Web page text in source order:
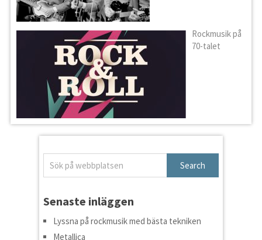
Rockmusik på
70-talet
Senaste inläggen
Lyssna på rockmusik med bästa tekniken
Metallica